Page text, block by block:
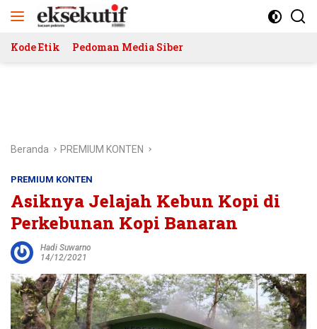
Kode Etik Pedoman Media Siber
Beranda PREMIUM KONTEN
PREMIUM KONTEN
Asiknya Jelajah Kebun Kopi di
Perkebunan Kopi Banaran
Hadi Suwarno
14/12/2021